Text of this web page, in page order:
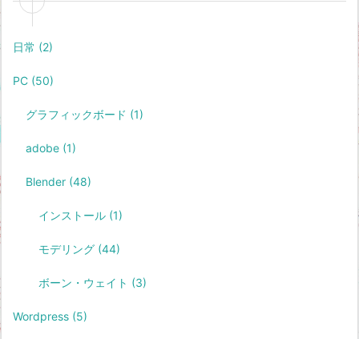
日常 (2)
PC (50)
グラフィックボード (1)
adobe (1)
Blender (48)
インストール (1)
モデリング (44)
ボーン・ウェイト (3)
Wordpress (5)